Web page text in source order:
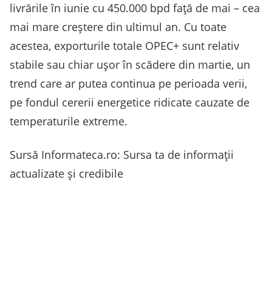
livrările în iunie cu 450.000 bpd faţă de mai – cea
mai mare creştere din ultimul an. Cu toate
acestea, exporturile totale OPEC+ sunt relativ
stabile sau chiar uşor în scădere din martie, un
trend care ar putea continua pe perioada verii,
pe fondul cererii energetice ridicate cauzate de
temperaturile extreme.
Sursă Informateca.ro: Sursa ta de informații
actualizate și credibile